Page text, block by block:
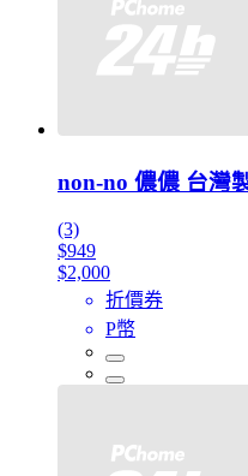
non-no 儂儂 台灣
(3)
$949
$2,000
折價券
P幣